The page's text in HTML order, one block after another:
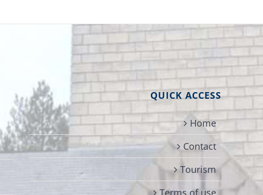
QUICK ACCESS
Home
Contact
Tourism
Terms of use